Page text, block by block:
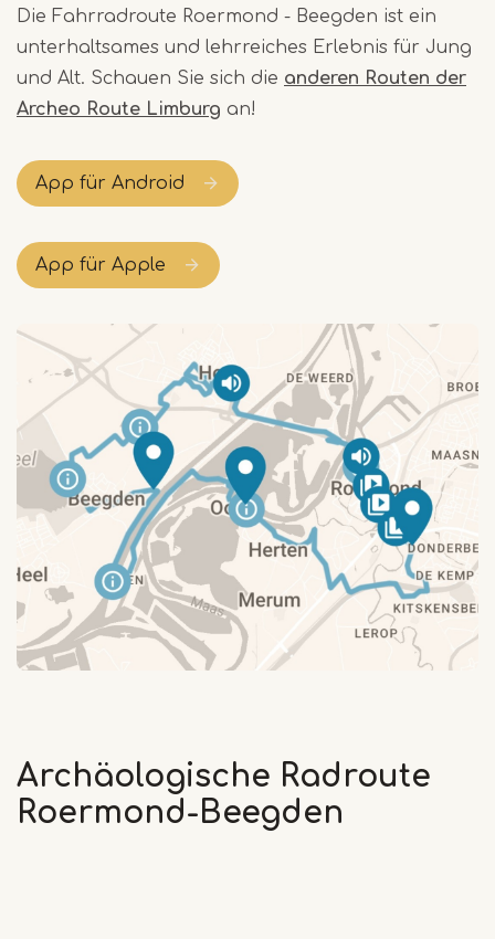
Die Fahrradroute Roermond - Beegden ist ein
unterhaltsames und lehrreiches Erlebnis für Jung
und Alt. Schauen Sie sich die anderen Routen der
Archeo Route Limburg an!
App für Android
App für Apple
Archäologische Radroute
Roermond-Beegden